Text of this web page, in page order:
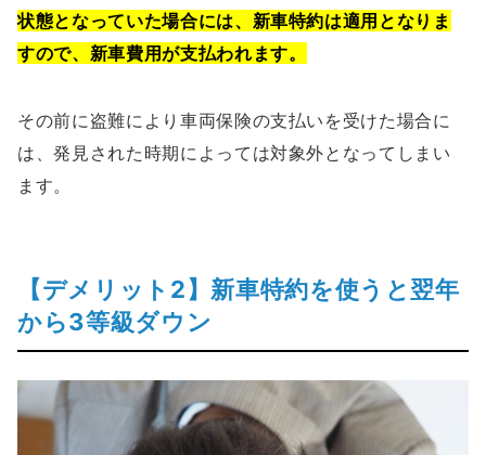
状態となっていた場合には、新車特約は適用となりま
すので、新車費用が支払われます。
その前に盗難により車両保険の支払いを受けた場合に
は、発見された時期によっては対象外となってしまい
ます。
【デメリット2】新車特約を使うと翌年
から3等級ダウン